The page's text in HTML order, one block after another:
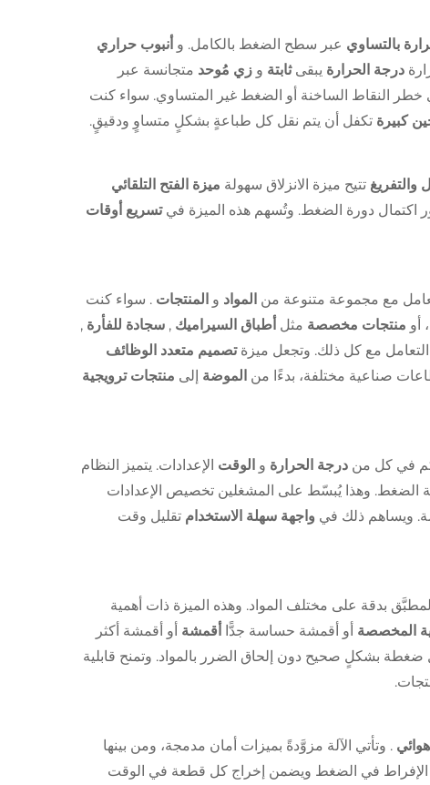
بالتساوي عبر سطح الضغط بالكامل. و أنبوب حراري
درجة الحرارة يبقىثابتة و زي مُوحد متجانسة عبر
خطر النقاط الساخنة أو الضغط غير المتساوي. سواء كنت
كبيرة تكفل أن يتم نقل كل طباعةٍ بشكلٍ متساوٍ ودقيقٍ.
والتفريغ تتيح ميزة الانزلاق سهولة ميزة الفتح التلقائي
اكتمال دورة الضغط. وتُسهم هذه الميزة فيتسريع أوقات
مع مجموعة متنوعة من المواد و المنتجات . سواء كنت
، أو منتجات مخصصة مثل أطباق السيراميك , سجادة للفأرة ,
التعامل مع كل ذلك. وتجعل ميزةتصميم متعدد الوظائف
صناعية مختلفة، بدءًا من الموضة إلى منتجات ترويجية
في كل من درجة الحرارة و الوقت الإعدادات. يتميز النظام
الضغط. وهذا يُبسّط على المشغلين تخصيص الإعدادات
ويساهم ذلك في واجهة سهلة الاستخدام تقليل وقت
بدقة على مختلف المواد. وهذه الميزة ذات أهمية
المخصصة أو أقمشة حساسة جدًّا أقمشة أو أقمشة أكثر
بشكلٍ صحيح دون إلحاق الضرر بالمواد. وتمنح قابلية
. وتأتي الآلة مزوَّدةً بميزات أمان مدمجة، ومن بينها
الإفراط في الضغط ويضمن إخراج كل قطعة في الوقت